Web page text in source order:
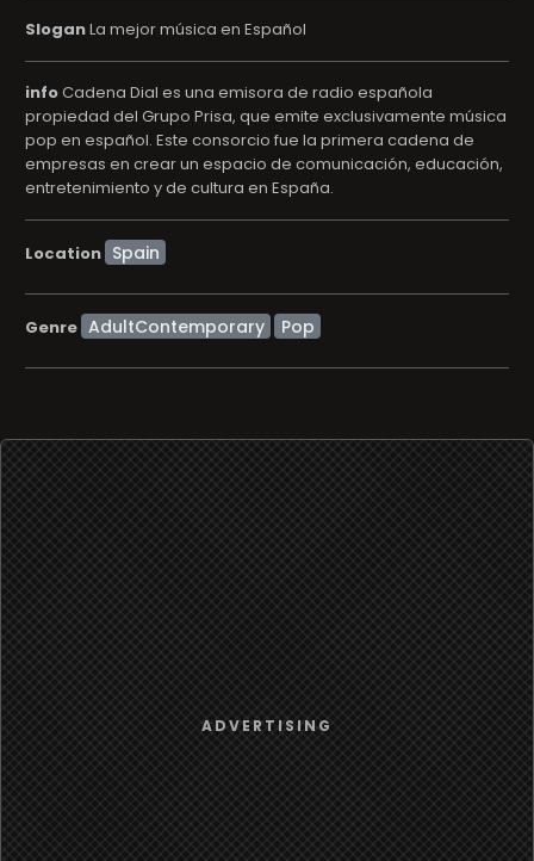
SloganLa mejor música en Español
infoCadena Dial es una emisora de radio española
propiedad del Grupo Prisa, que emite exclusivamente música
pop en español. Este consorcio fue la primera cadena de
empresas en crear un espacio de comunicación, educación,
entretenimiento y de cultura en España.
Location
Genre AdultContemporary Pop